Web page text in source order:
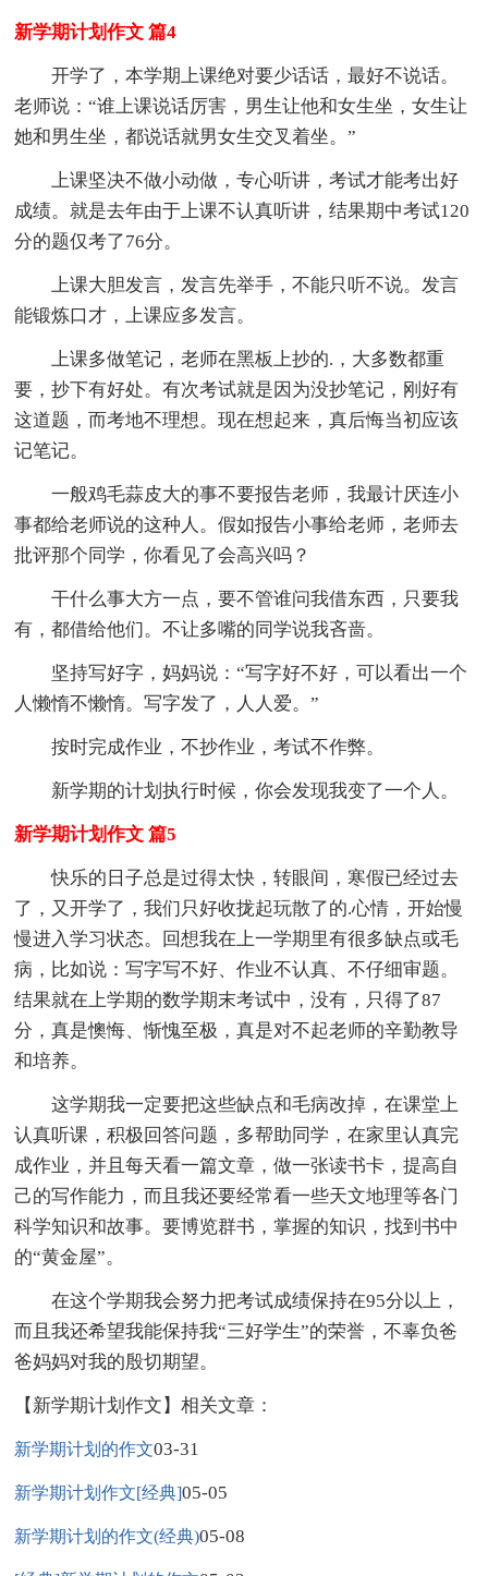
新学期计划作文 篇4
开学了，本学期上课绝对要少话话，最好不说话。
老师说：“谁上课说话厉害，男生让他和女生坐，女生让
她和男生坐，都说话就男女生交叉着坐。”
上课坚决不做小动做，专心听讲，考试才能考出好
成绩。就是去年由于上课不认真听讲，结果期中考试120
分的题仅考了76分。
上课大胆发言，发言先举手，不能只听不说。发言
能锻炼口才，上课应多发言。
上课多做笔记，老师在黑板上抄的.，大多数都重
要，抄下有好处。有次考试就是因为没抄笔记，刚好有
这道题，而考地不理想。现在想起来，真后悔当初应该
记笔记。
一般鸡毛蒜皮大的事不要报告老师，我最计厌连小
事都给老师说的这种人。假如报告小事给老师，老师去
批评那个同学，你看见了会高兴吗？
干什么事大方一点，要不管谁问我借东西，只要我
有，都借给他们。不让多嘴的同学说我吝啬。
坚持写好字，妈妈说：“写字好不好，可以看出一个
人懒惰不懒惰。写字发了，人人爱。”
按时完成作业，不抄作业，考试不作弊。
新学期的计划执行时候，你会发现我变了一个人。
新学期计划作文 篇5
快乐的日子总是过得太快，转眼间，寒假已经过去
了，又开学了，我们只好收拢起玩散了的.心情，开始慢
慢进入学习状态。回想我在上一学期里有很多缺点或毛
病，比如说：写字写不好、作业不认真、不仔细审题。
结果就在上学期的数学期末考试中，没有，只得了87
分，真是懊悔、惭愧至极，真是对不起老师的辛勤教导
和培养。
这学期我一定要把这些缺点和毛病改掉，在课堂上
认真听课，积极回答问题，多帮助同学，在家里认真完
成作业，并且每天看一篇文章，做一张读书卡，提高自
己的写作能力，而且我还要经常看一些天文地理等各门
科学知识和故事。要博览群书，掌握的知识，找到书中
的“黄金屋”。
在这个学期我会努力把考试成绩保持在95分以上，
而且我还希望我能保持我“三好学生”的荣誉，不辜负爸
爸妈妈对我的殷切期望。
【新学期计划作文】相关文章：
新学期计划的作文03-31
新学期计划作文[经典]05-05
新学期计划的作文(经典)05-08